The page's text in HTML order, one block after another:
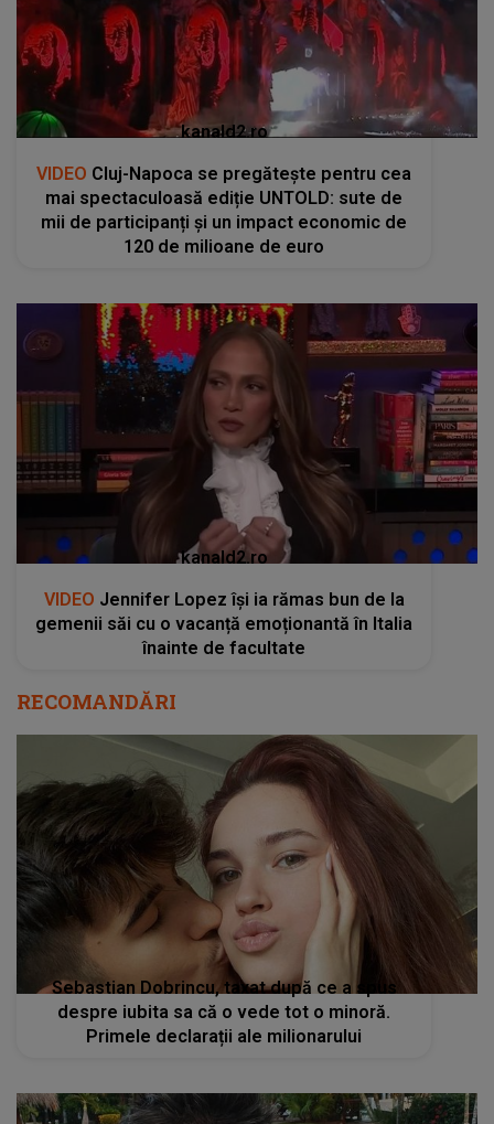
kanald2.ro
VIDEO Cluj-Napoca se pregătește pentru cea
mai spectaculoasă ediție UNTOLD: sute de
mii de participanți și un impact economic de
120 de milioane de euro
kanald2.ro
VIDEO Jennifer Lopez își ia rămas bun de la
gemenii săi cu o vacanță emoționantă în Italia
înainte de facultate
RECOMANDĂRI
Sebastian Dobrincu, taxat după ce a spus
despre iubita sa că o vede tot o minoră.
Primele declarații ale milionarului